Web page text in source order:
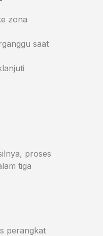
zona
saat
proses
tiga
perangkat